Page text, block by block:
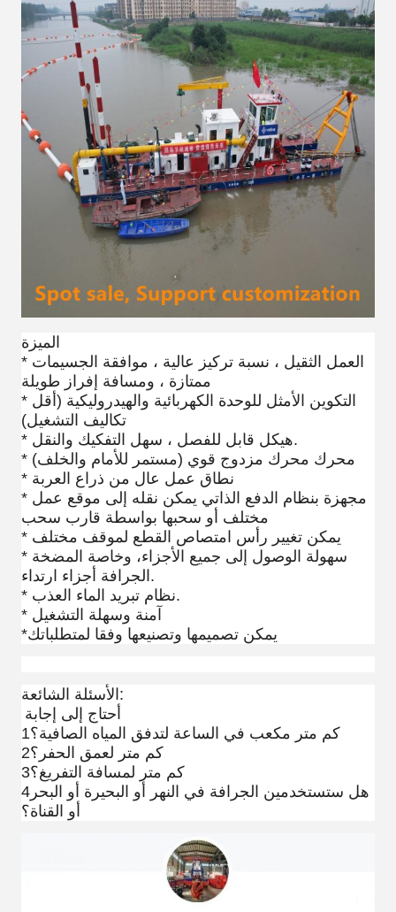
الميزة
* العمل الثقيل ، نسبة تركيز عالية ، موافقة الجسيمات
ممتازة ، ومسافة إفراز طويلة
* التكوين الأمثل للوحدة الكهربائية والهيدروليكية (أقل
تكاليف التشغيل)
* هيكل قابل للفصل ، سهل التفكيك والنقل.
* محرك محرك مزدوج قوي (مستمر للأمام والخلف)
* نطاق عمل عال من ذراع العربة
* مجهزة بنظام الدفع الذاتي يمكن نقله إلى موقع عمل
مختلف أو سحبها بواسطة قارب سحب
* يمكن تغيير رأس امتصاص القطع لموقف مختلف
* سهولة الوصول إلى جميع الأجزاء، وخاصة المضخة
الجرافة أجزاء ارتداء.
* نظام تبريد الماء العذب.
* آمنة وسهلة التشغيل
*يمكن تصميمها وتصنيعها وفقا لمتطلباتك
الأسئلة الشائعة:
أحتاج إلى إجابة
1كم متر مكعب في الساعة لتدفق المياه الصافية؟
2كم متر لعمق الحفر؟
3كم متر لمسافة التفريغ؟
4هل ستستخدمين الجرافة في النهر أو البحيرة أو البحر
أو القناة؟